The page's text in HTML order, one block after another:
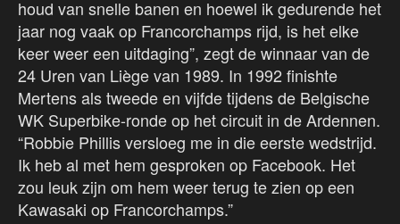
houd van snelle banen en hoewel ik gedurende het
jaar nog vaak op Francorchamps rijd, is het elke
keer weer een uitdaging”, zegt de winnaar van de
24 Uren van Liège van 1989. In 1992 finishte
Mertens als tweede en vijfde tijdens de Belgische
WK Superbike-ronde op het circuit in de Ardennen.
“Robbie Phillis versloeg me in die eerste wedstrijd.
Ik heb al met hem gesproken op Facebook. Het
zou leuk zijn om hem weer terug te zien op een
Kawasaki op Francorchamps.”